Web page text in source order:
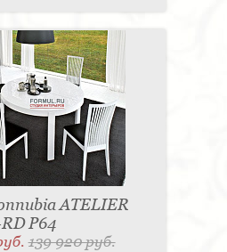
ATELIER
P64
139 920 руб.